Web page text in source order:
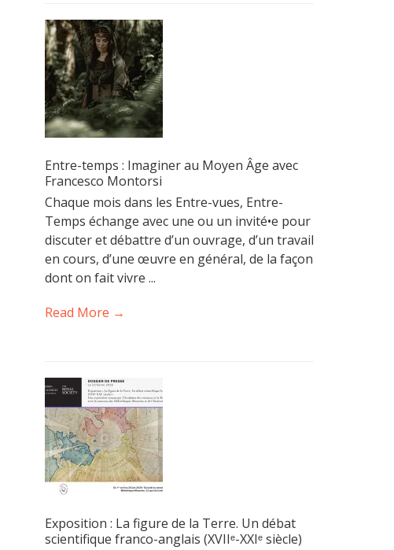
Entre-temps : Imaginer au Moyen Âge avec
Francesco Montorsi
Chaque mois dans les Entre-vues, Entre-
Temps échange avec une ou un invité•e pour
discuter et débattre d’un ouvrage, d’un travail
en cours, d’une œuvre en général, de la façon
dont on fait vivre ...
Read More →
Exposition : La figure de la Terre. Un débat
scientifique franco-anglais (XVIIᵉ-XXIᵉ siècle)